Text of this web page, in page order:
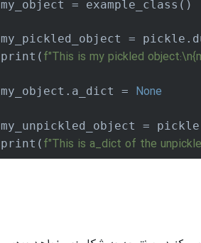
my_object = example_class()
my_pickled_object =
print( f"This is my pickled object:\n
my_object.a_dict = None
my_unpickled_object =
print( f"This is a_dict of the